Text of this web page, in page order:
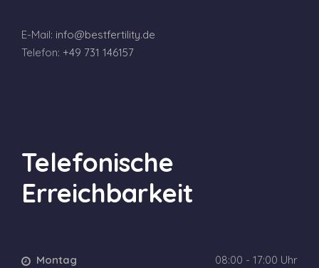
E-Mail: info@bestfertility.de
Telefon: +49 731 146157
Telefonische
Erreichbarkeit
Montag 08:00 - 17:00 Uhr